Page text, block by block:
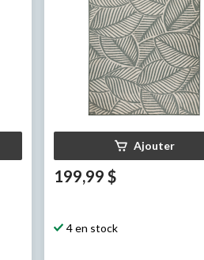
Ajouter
199,99 $
4 en stock